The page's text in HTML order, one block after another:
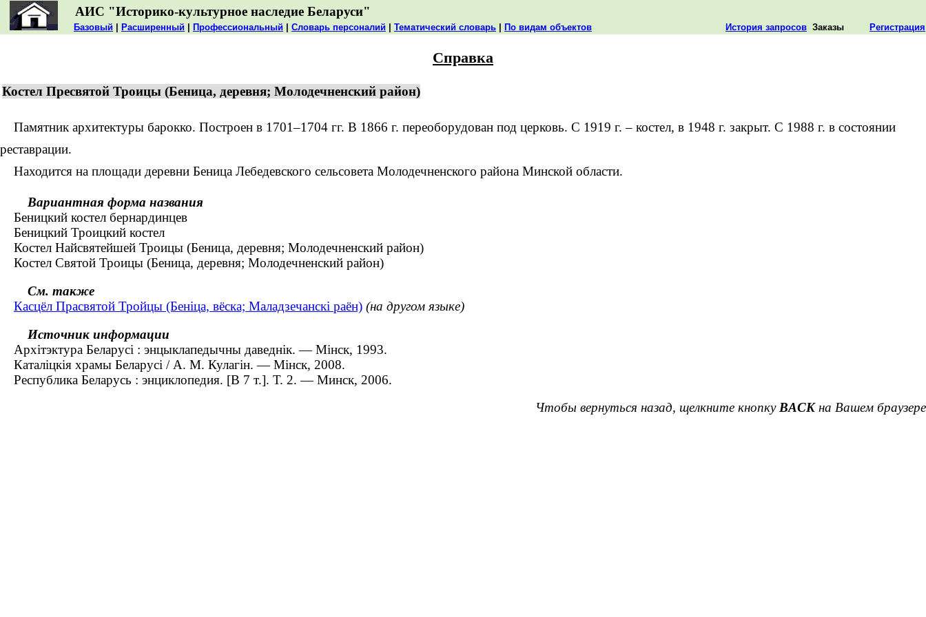
АИС "Историко-культурное наследие Беларуси"
Базовый Расширенный Профессиональный Словарь персоналий Тематический словарь По видам объектов История запросов Заказы Регистрация
Справка
Костел Пресвятой Троицы (Беница, деревня; Молодечненский район)
Памятник архитектуры барокко. Построен в 1701–1704 гг. В 1866 г. переоборудован под церковь. С 1919 г. – костел, в 1948 г. закрыт. С 1988 г. в состоянии
реставрации.
Находится на площади деревни Беница Лебедевского сельсовета Молодечненского района Минской области.
Вариантная форма названия
Беницкий костел бернардинцев
Беницкий Троицкий костел
Костел Найсвятейшей Троицы (Беница, деревня; Молодечненский район)
Костел Святой Троицы (Беница, деревня; Молодечненский район)
См. также
Касцёл Прасвятой Тройцы (Беніца, вёска; Маладзечанскі раён) (на другом языке)
Источник информации
Архітэктура Беларусі : энцыклапедычны даведнік. — Мінск, 1993.
Каталіцкія храмы Беларусі / А. М. Кулагін. — Мінск, 2008.
Республика Беларусь : энциклопедия. [В 7 т.]. Т. 2. — Минск, 2006.
Чтобы вернуться назад, щелкните кнопкуBACKна Вашем браузере